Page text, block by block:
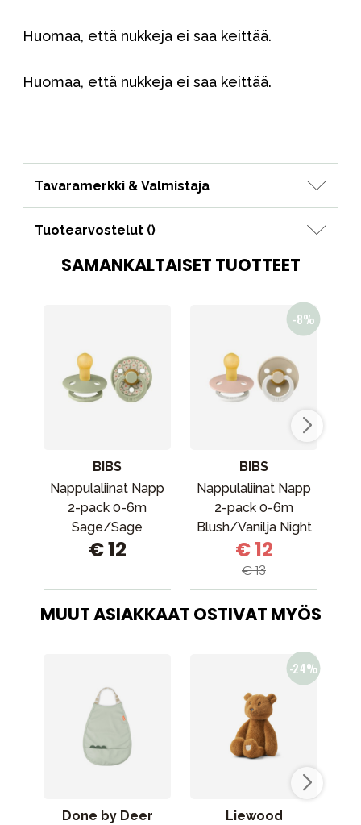
Huomaa, että nukkeja ei saa keittää.
Huomaa, että nukkeja ei saa keittää.
Tavaramerkki & Valmistaja
Tuotearvostelut ()
SAMANKALTAISET TUOTTEET
BIBS
Nappulaliinat Napp
2-pack 0-6m
Sage/Sage
€ 12
BIBS
Nappulaliinat Napp
2-pack 0-6m
Blush/Vanilja Night
€ 12
€ 13
MUUT ASIAKKAAT OSTIVAT MYÖS
Done by Deer
Liewood